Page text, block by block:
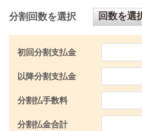
分割回数を選択
初回分割支払金
以降分割支払金
分割払手数料
分割払金合計